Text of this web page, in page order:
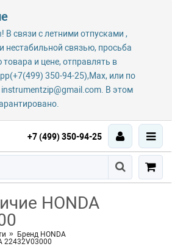
связи с летними отпусками ,
нестабильной связью, просьба
и цене, отправлять в
350-94-25),Max, или по
instrumentzip@gmail.com. В этом
+7 (499) 350-94-25
HONDA
Бренд HONDA
22432V03000